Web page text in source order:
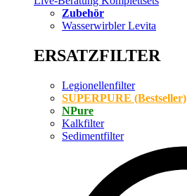
Zubehör
Wasserwirbler Levita
ERSATZFILTER
Legionellenfilter
SUPERPURE (Bestseller)
NPure
Kalkfilter
Sedimentfilter